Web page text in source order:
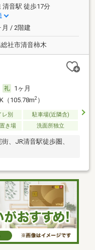
清音駅 徒歩17分
月 / 2階建
総社市清音柿木
1ヶ月
（105.78m2）
レ別
駐車場(近隣含)
き場 洗面所独立
、JR清音駅徒歩圏、